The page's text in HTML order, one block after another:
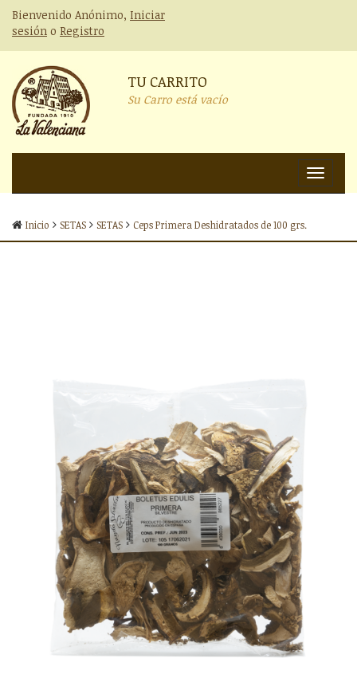
Bienvenido Anónimo, Iniciar
sesión o Registro
TU CARRITO
Su Carro está vacío
Nav
Inicio SETAS SETAS Ceps Primera Deshidratados de 100 grs.